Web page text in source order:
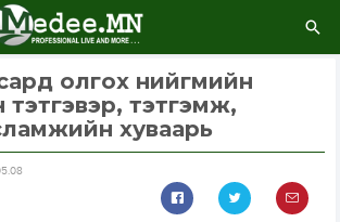
олгох нийгмийн
тэтгэмж,
хуваарь